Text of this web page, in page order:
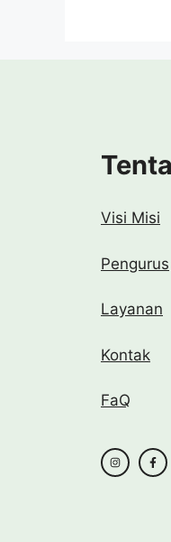
Visi Misi
Pengurus
Layanan
Kontak
FaQ